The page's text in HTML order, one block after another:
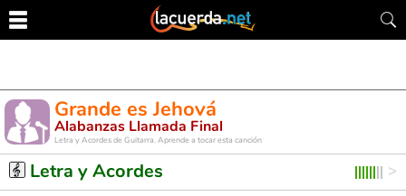
Grande es Jehová
Alabanzas Llamada Final
Letra y Acordes de Guitarra. Aprende a tocar esta canción
Letra y Acordes